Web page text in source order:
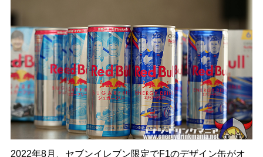
2022年8月、セブンイレブン限定でF1のデザイン缶がオ